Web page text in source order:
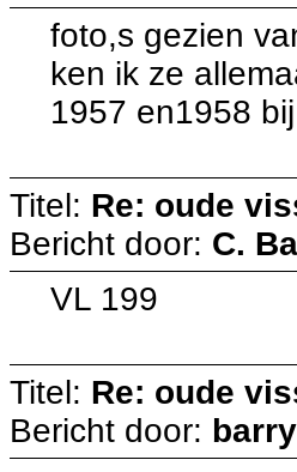
foto,s gezien
ken ik ze
1957 en1958
Titel: Re: oude
Bericht door: C.
VL 199
Titel: Re: oude
Bericht door: barry